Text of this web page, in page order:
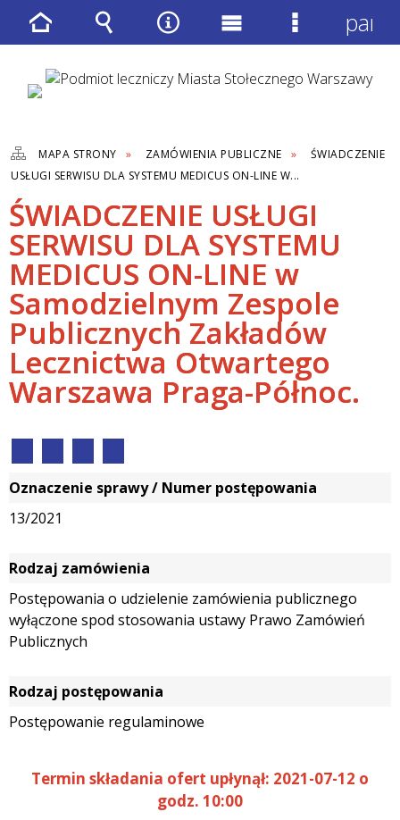
MAPA STRONY ZAMÓWIENIA PUBLICZNE
ŚWIADCZENIE
USŁUGI SERWISU DLA SYSTEMU MEDICUS ON-LINE W...
ŚWIADCZENIE USŁUGI
SERWISU DLA SYSTEMU
MEDICUS ON-LINE w
Samodzielnym Zespole
Publicznych Zakładów
Lecznictwa Otwartego
Warszawa Praga-Północ.
Oznaczenie sprawy / Numer postępowania
13/2021
Rodzaj zamówienia
Postępowania o udzielenie zamówienia publicznego
wyłączone spod stosowania ustawy Prawo Zamówień
Publicznych
Rodzaj postępowania
Postępowanie regulaminowe
Termin składania ofert upłynął: 2021-07-12 o
godz. 10:00
Strona
główna
Wyszukiwarka
Narzędzia
Menu
główne
Menu
panel